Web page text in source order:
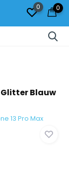
0 0
Glitter Blauw
13 Pro Max